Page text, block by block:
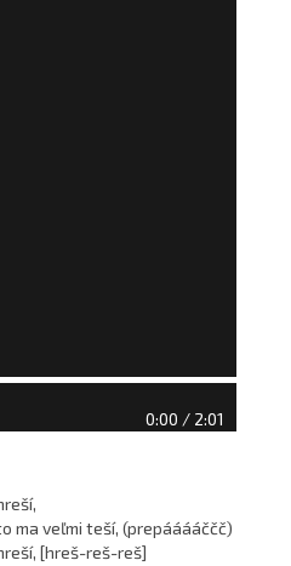
0:00 / 2:01
ma veľmi teší, (prepááááččč)
[hreš-reš-reš]